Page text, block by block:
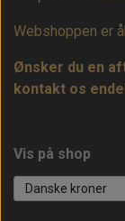
Webshoppen er
Ønsker du en
kontakt os
Vis på shop